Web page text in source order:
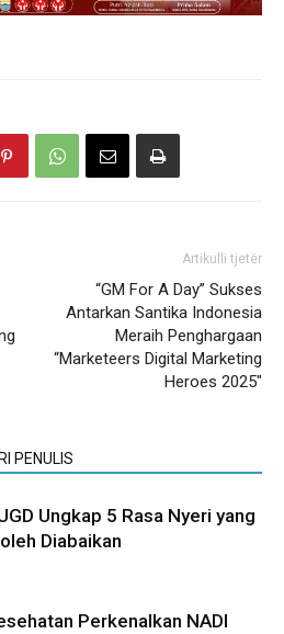
Artikulli tjetër
“GM For A Day” Sukses
Antarkan Santika Indonesia
Meraih Penghargaan
“Marketeers Digital Marketing
Heroes 2025″
PENULIS
Ungkap 5 Rasa Nyeri yang
Diabaikan
Perkenalkan NADI